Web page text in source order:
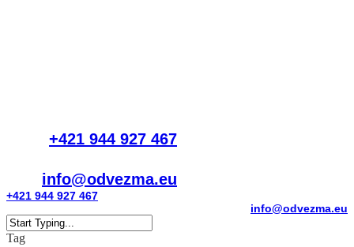
+421 944 927 467
info@odvezma.eu
+421 944 927 467
info@odvezma.eu
Menu
Close
Tag